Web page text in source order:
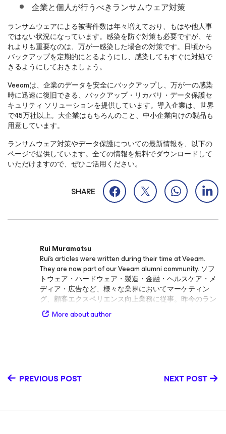
企業と個人が行うべきランサムウェア対策
ランサムウェアによる被害件数は年々増えており、もはや他人事
ではない状況になっています。感染を防ぐ対策も必要ですが、そ
れよりも重要なのは、万が一感染した場合の対策です。日頃から
バックアップを定期的にとるようにし、感染してもすぐに対処で
きるようにしておきましょう。
Veeamは、企業のデータを安全にバックアップし、万が一の感染
時に迅速に復旧できる、バックアップ・リカバリ・データ保護セ
キュリティ ソリューションを提供しています。導入企業は、世界
で45万社以上。大企業はもちろんのこと、中小企業向けの製品も
用意しています。
ランサムウェア対策やデータ保護についての最新情報を、以下の
ページで提供しています。全ての情報を無料でダウンロードして
いただけますので、ぜひご活用ください。
SHARE
Rui Muramatsu
Rui’s articles were written during their time at Veeam.
They are now part of our Veeam alumni community. ソフ
トウェア・ハードウェア・製造・金融・ヘルスケア・メ
ディア・広告など、様々な業界においてマーケティン
グ、顧客エクスペリエンス向上業務に従事。昨今のラン
サムウェアの脅威に対して各産業レベルでのデータ保
護・復元の重要性を痛感し2022年より現職。
More about author
PREVIOUS POST NEXT POST